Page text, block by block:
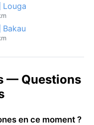
— Questions
en ce moment ?